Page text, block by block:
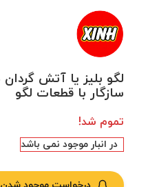
سازگار با قطعات لگو
تموم شد!
در انبار موجود نمی باشد